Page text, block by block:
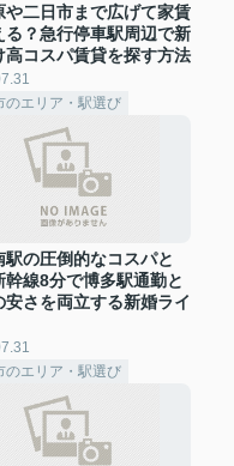
や二日市まで広げて家賃
る？急行停車駅周辺で新
高コスパ賃貸を探す方法
のエリア・駅選び
駅の圧倒的なコスパと
幹線8分で博多駅通勤と
安さを両立する新婚ライ
のエリア・駅選び